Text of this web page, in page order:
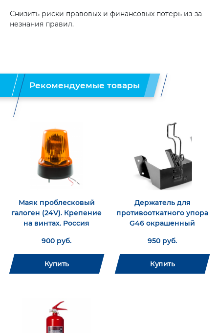
Снизить риски правовых и финансовых потерь из‑за
незнания правил.
Рекомендуемые товары
Маяк проблесковый
галоген (24V). Крепение
на винтах. Россия
900 руб.
Купить
Держатель для
противооткатного упора
G46 окрашенный
950 руб.
Купить